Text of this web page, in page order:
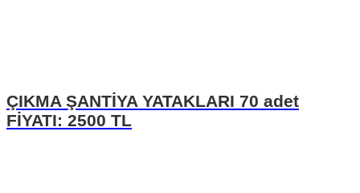
ÇIKMA ŞANTİYA YATAKLARI 70 adet
FİYATI: 2500 TL